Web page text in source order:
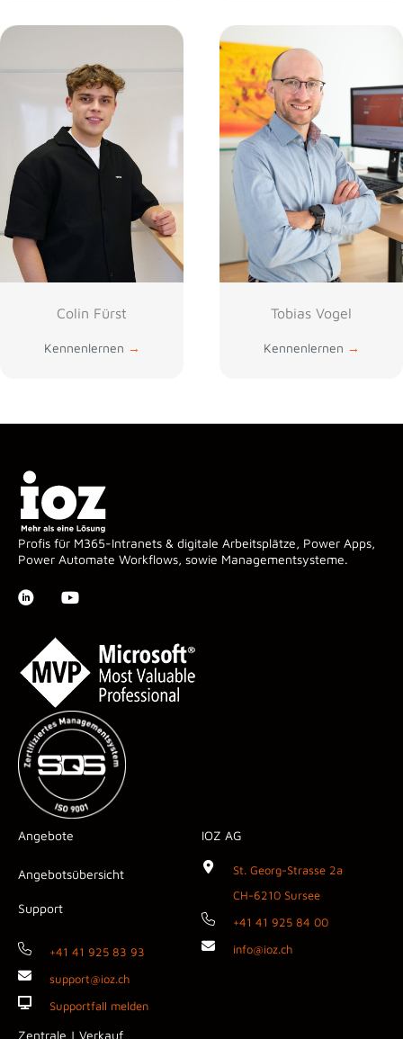
Colin Fürst
Kennenlernen →
Tobias Vogel
Kennenlernen →
Profis für M365-Intranets & digitale Arbeitsplätze, Power Apps,
Power Automate Workflows, sowie Managementsysteme.
Angebote
Angebotsübersicht
Support
+41 41 925 83 93
support@ioz.ch
Supportfall melden
Zentrale | Verkauf
IOZ AG
St. Georg-Strasse 2a
CH-6210 Sursee
+41 41 925 84 00
info@ioz.ch